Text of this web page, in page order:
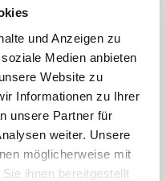
und Anzeigen zu
Medien anbieten
Website zu
Informationen zu Ihrer
unsere Partner für
weiter. Unsere
möglicherweise mit
ihnen bereitgestellt
eine Novelle der GOÄ
zwischen
gemacht wird.
begrüßt es
in intensiven
bis zu welchem Punkt